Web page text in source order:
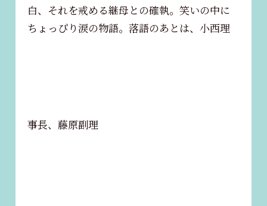
白、それを戒める継母との確執。笑いの中に
ちょっぴり涙の物語。落語のあとは、小西理
事長、藤原副理